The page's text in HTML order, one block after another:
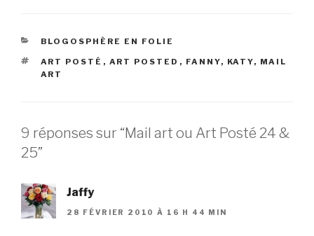
CATÉGORIES
BLOGOSPHÈRE EN FOLIE
ÉTIQUETTES
ART POSTÉ , ART POSTED , FANNY, KATY, MAIL
ART
9 réponses sur “Mail art ou Art Posté 24 &
25”
Jaffy
28 FÉVRIER 2010 À 16 H 44 MIN